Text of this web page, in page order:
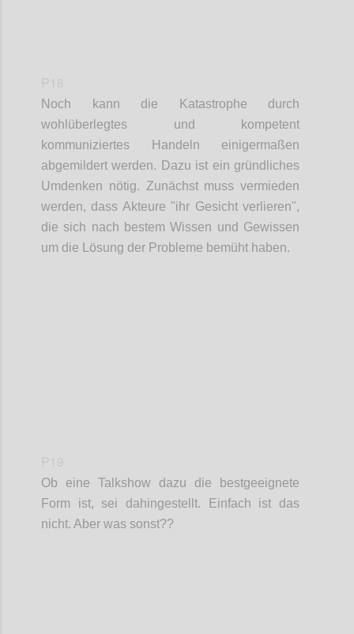
Noch kann die Katastrophe durch
wohlüberlegtes und kompetent
kommuniziertes Handeln einigermaßen
abgemildert werden. Dazu ist ein gründliches
Umdenken nötig. Zunächst muss vermieden
werden, dass Akteure "ihr Gesicht verlieren",
die sich nach bestem Wissen und Gewissen
um die Lösung der Probleme bemüht haben.
Ob eine Talkshow dazu die bestgeeignete
Form ist, sei dahingestellt. Einfach ist das
nicht. Aber was sonst??